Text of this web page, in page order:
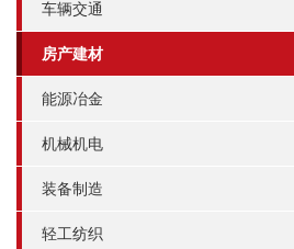
车辆交通
房产建材
能源冶金
机械机电
装备制造
轻工纺织